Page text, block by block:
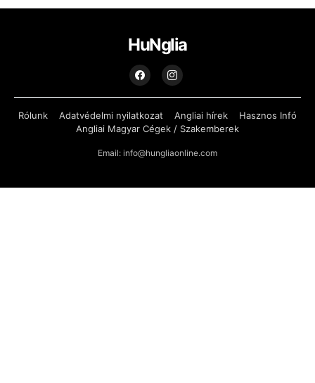
HuNglia
Rólunk Adatvédelmi nyilatkozat Angliai hírek
Hasznos Infó
Angliai Magyar Cégek / Szakemberek
Email: info@hungliaonline.com